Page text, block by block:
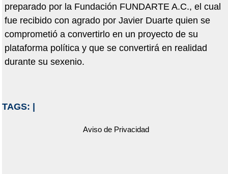
preparado por la Fundación FUNDARTE A.C., el cual
fue recibido con agrado por Javier Duarte quien se
comprometió a convertirlo en un proyecto de su
plataforma política y que se convertirá en realidad
durante su sexenio.
TAGS:
Aviso de Privacidad